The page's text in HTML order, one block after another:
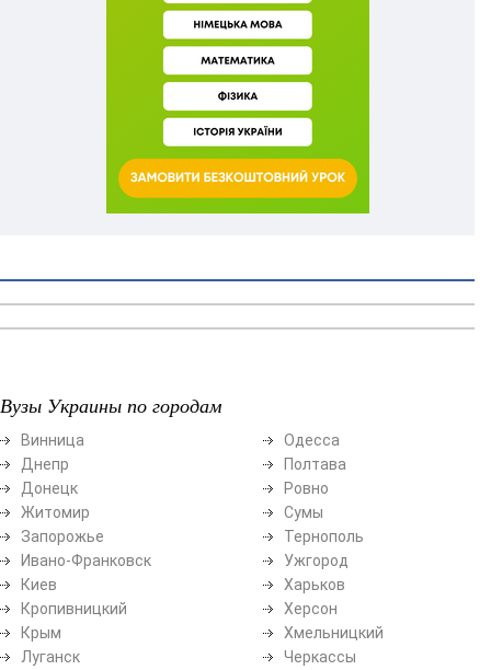
Вузы Украины по городам
Винница
Днепр
Донецк
Житомир
Запорожье
Ивано-Франковск
Киев
Кропивницкий
Крым
Луганск
Одесса
Полтава
Ровно
Сумы
Тернополь
Ужгород
Харьков
Херсон
Хмельницкий
Черкассы